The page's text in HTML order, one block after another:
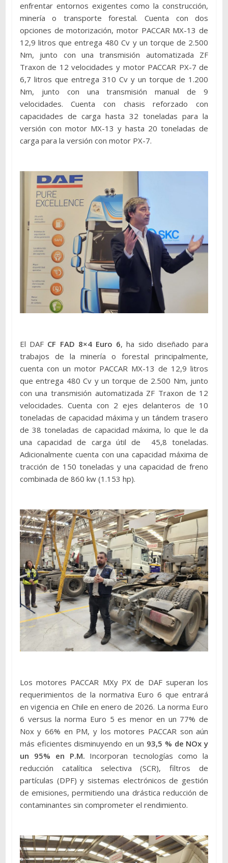
enfrentar entornos exigentes como la construcción,
minería o transporte forestal. Cuenta con dos
opciones de motorización, motor PACCAR MX-13 de
12,9 litros que entrega 480 Cv y un torque de 2.500
Nm, junto con una transmisión automatizada ZF
Traxon de 12 velocidades y motor PACCAR PX-7 de
6,7 litros que entrega 310 Cv y un torque de 1.200
Nm, junto con una transmisión manual de 9
velocidades. Cuenta con chasis reforzado con
capacidades de carga hasta 32 toneladas para la
versión con motor MX-13 y hasta 20 toneladas de
carga para la versión con motor PX-7.
El DAF CF FAD 8×4 Euro 6, ha sido diseñado para
trabajos de la minería o forestal principalmente,
cuenta con un motor PACCAR MX-13 de 12,9 litros
que entrega 480 Cv y un torque de 2.500 Nm, junto
con una transmisión automatizada ZF Traxon de 12
velocidades. Cuenta con 2 ejes delanteros de 10
toneladas de capacidad máxima y un tándem trasero
de 38 toneladas de capacidad máxima, lo que le da
una capacidad de carga útil de 45,8 toneladas.
Adicionalmente cuenta con una capacidad máxima de
tracción de 150 toneladas y una capacidad de freno
combinada de 860 kw (1.153 hp).
Los motores PACCAR MXy PX de DAF superan los
requerimientos de la normativa Euro 6 que entrará
en vigencia en Chile en enero de 2026. La norma Euro
6 versus la norma Euro 5 es menor en un 77% de
Nox y 66% en PM, y los motores PACCAR son aún
más eficientes disminuyendo en un 93,5 % de NOx y
un 95% en P.M. Incorporan tecnologías como la
reducción catalítica selectiva (SCR), filtros de
partículas (DPF) y sistemas electrónicos de gestión
de emisiones, permitiendo una drástica reducción de
contaminantes sin comprometer el rendimiento.